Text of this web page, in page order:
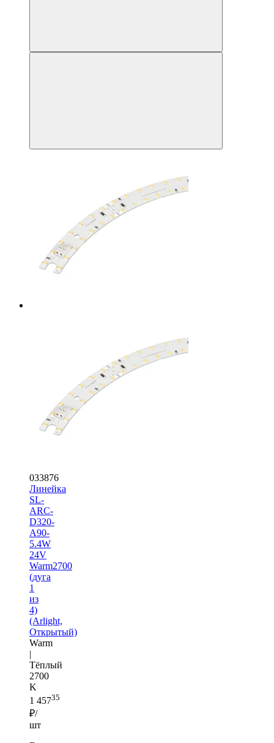
033876
Линейка
SL-
ARC-
D320-
A90-
5.4W
24V
Warm2700
(дуга
1
из
4)
(Arlight,
Открытый)
Warm
|
Тёплый
2700
K
1 45735
₽/
шт